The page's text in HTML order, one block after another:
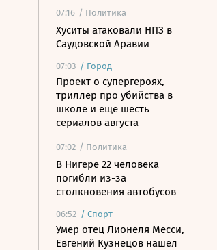
07:16 / Политика
Хуситы атаковали НПЗ в
Саудовской Аравии
07:03 / Город
Проект о супергероях,
триллер про убийства в
школе и еще шесть
сериалов августа
07:02 / Политика
В Нигере 22 человека
погибли из-за
столкновения автобусов
06:52 / Спорт
Умер отец Лионеля Месси,
Евгений Кузнецов нашел